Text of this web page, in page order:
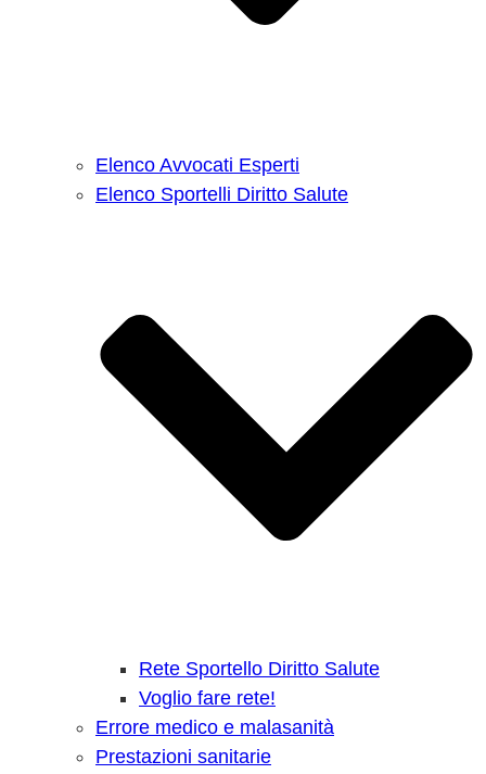
Elenco Avvocati Esperti
Elenco Sportelli Diritto Salute
Rete Sportello Diritto Salute
Voglio fare rete!
Errore medico e malasanità
Prestazioni sanitarie